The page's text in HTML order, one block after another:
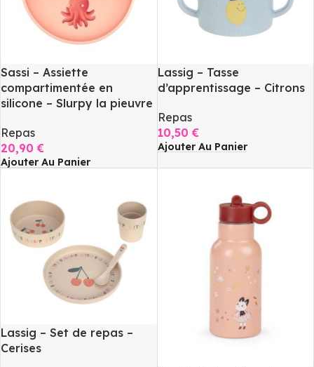
Sassi – Assiette
compartimentée en
silicone – Slurpy la pieuvre
Repas
20,90€
Ajouter Au Panier
Lassig – Tasse
d’apprentissage – Citrons
Repas
10,50€
Ajouter Au Panier
Lassig – Set de repas –
Cerises